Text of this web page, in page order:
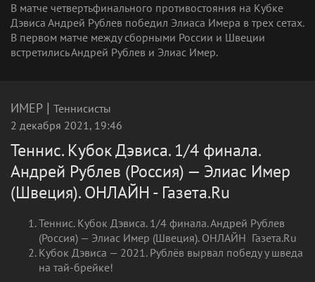
В матче четвертьфинального противостояния на Кубке
Дэвиса Андрей Рублев победил Элиаса Имера в трех сетах.
В первом матче между сборными России и Швеции
встретились Андрей Рублев и Элиас Имер.
ИМЕР | Теннисисты
2 декабря 2021, 19:46
Теннис. Кубок Дэвиса. 1/4 финала.
Андрей Рублев (Россия) — Элиас Имер
(Швеция). ОНЛАЙН - Газета.Ru
Теннис. Кубок Дэвиса. 1/4 финала. Андрей Рублев
(Россия) — Элиас Имер (Швеция). ОНЛАЙН Газета.Ru
Кубок Дэвиса — 2021. Рублёв вырвал победу у шведа
на тай-брейке!